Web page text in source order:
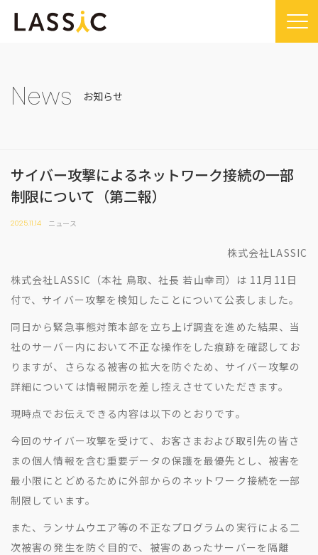
Company
会社概要
代表メッセージ
経営メンバー紹介
沿革
Remogu（リモグ）・リラシク
Remoguフリーランス
リラシク
Sustainability TOP
SDGsに対する取り組み
コンプライアンス推進体制
News
News TOP
ニュース
コーポレート・ガバナンス
電子公告
免責事項
LASSIC Media TOP
地方創生コラム
リモートワークコラム
らしくコラム
テレリモ総研
Contact
お問い合わせフォーム
News お知らせ
サイバー攻撃によるネットワーク接続の一部
制限について（第二報）
2025.11.14 ニュース
株式会社LASSIC
株式会社LASSIC（本社 鳥取、社長 若山幸司）は 11月11日
付で、サイバー攻撃を検知したことについて公表しました。​​
同日から緊急事態対策本部を立ち上げ調査を進めた結果、当
社のサーバー内において不正な操作をした痕跡を確認してお
りますが、さらなる被害の拡大を防ぐため、サイバー攻撃の
詳細については情報開示を差し控えさせていただきます。
現時点でお伝えできる内容は以下のとおりです。​
今回のサイバー攻撃を受けて、お客さまおよび取引先の皆さ
まの個人情報を含む重要データの保護を最優先とし、被害を
最小限にとどめるために外部からのネットワーク接続を一部
制限しています。
また、ランサムウエア等の不正なプログラムの実行による二
次被害の発生を防ぐ目的で、被害のあったサーバーを隔離